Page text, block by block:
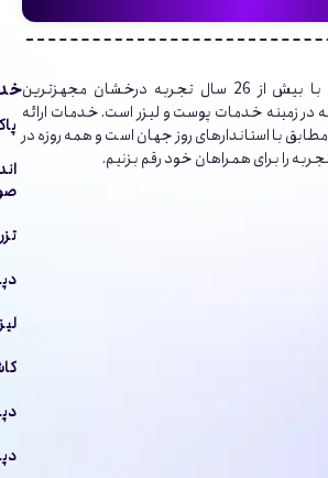
کلینیک‌ زیبایی ایرانیان با بیش از 26 سال تجربه درخشان مجهزترین
در زمینه خدمات پوست و لیزر است. خدمات ارائه
با استاندارهای روز جهان است و همه روزه در
را برای همراهان خود رقم بزنیم.